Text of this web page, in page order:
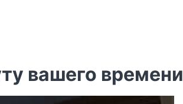
вашего времени